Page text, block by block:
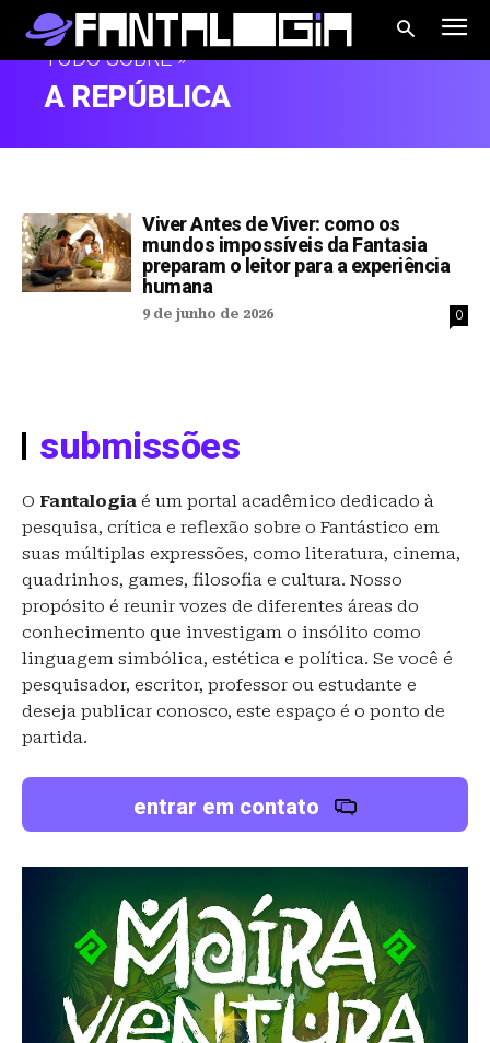
TUDO SOBRE »
A REPÚBLICA
Viver Antes de Viver: como os
mundos impossíveis da Fantasia
preparam o leitor para a experiência
humana
9 de junho de 2026 0
submissões
O Fantalogia é um portal acadêmico dedicado à
pesquisa, crítica e reflexão sobre o Fantástico em
suas múltiplas expressões, como literatura, cinema,
quadrinhos, games, filosofia e cultura. Nosso
propósito é reunir vozes de diferentes áreas do
conhecimento que investigam o insólito como
linguagem simbólica, estética e política. Se você é
pesquisador, escritor, professor ou estudante e
deseja publicar conosco, este espaço é o ponto de
partida.
entrar em contato